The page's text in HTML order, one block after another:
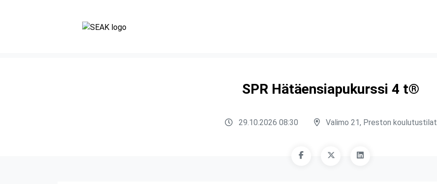
SPR Hätäensiapukurssi 4 t®
29.10.2026 08:30 Valimo 21, Preston koulutustilat